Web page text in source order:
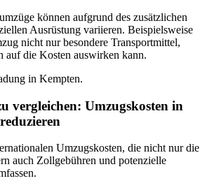
können aufgrund des zusätzlichen
Ausrüstung variieren. Beispielsweise
nicht nur besondere Transportmittel,
auf die Kosten auswirken kann.
in Kempten.
vergleichen: Umzugskosten in
Umzugskosten, die nicht nur die
auch Zollgebühren und potenzielle